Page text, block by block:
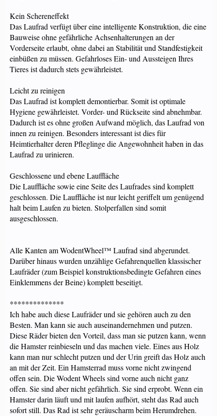
Kein Schereneffekt
Das Laufrad verfügt über eine intelligente Konstruktion, die eine
Bauweise ohne gefährliche Achsenhalterungen an der
Vorderseite erlaubt, ohne dabei an Stabilität und Standfestigkeit
einbüßen zu müssen. Gefahrloses Ein- und Aussteigen Ihres
Tieres ist dadurch stets gewährleistet.
Leicht zu reinigen
Das Laufrad ist komplett demontierbar. Somit ist optimale
Hygiene gewährleistet. Vorder- und Rückseite sind abnehmbar.
Dadurch ist es ohne großen Aufwand möglich, das Laufrad von
innen zu reinigen. Besonders interessant ist dies für
Heimtierhalter deren Pfleglinge die Angewohnheit haben in das
Laufrad zu urinieren.
Geschlossene und ebene Lauffläche
Die Lauffläche sowie eine Seite des Laufrades sind komplett
geschlossen. Die Lauffläche ist nur leicht geriffelt um genügend
halt beim Laufen zu bieten. Stolperfallen sind somit
ausgeschlossen.
Alle Kanten am WodentWheel™ Laufrad sind abgerundet.
Darüber hinaus wurden unzählige Gefahrenquellen klassischer
Laufräder (zum Beispiel konstruktionsbedingte Gefahren eines
Einklemmens der Beine) komplett beseitigt.
**************
Ich habe auch diese Laufräder und sie gehören auch zu den
Besten. Man kann sie auch auseinandernehmen und putzen.
Diese Räder bieten den Vorteil, dass man sie putzen kann, wenn
die Hamster reinbieseln und das machen viele. Eines aus Holz
kann man nur schlecht putzen und der Urin greift das Holz auch
an mit der Zeit. Ein Hamsterrad muss vorne nicht zwingend
offen sein. Die Wodent Wheels sind vorne auch nicht ganz
offen. Sie sind aber nicht gefährlich. Sie sind erprobt. Wenn ein
Hamster darin läuft und mit laufen aufhört, steht das Rad auch
sofort still. Das Rad ist sehr geräuscharm beim Herumdrehen.